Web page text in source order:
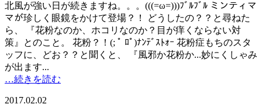
北風が強い日が続きますね。。。(((=ω=)))ﾌﾞﾙﾌﾞﾙ ミンティマ
マが珍しく眼鏡をかけて登場？！ どうしたの？？と尋ねた
ら、 『花粉なのか、ホコリなのか？目が痒くならない対
策』とのこと。 花粉？！(; ﾟ ﾛﾟ)ﾅﾝﾃﾞｽﾄｫｰ 花粉症もちのスタ
ッフに、どお？？と聞くと、 『風邪か花粉か...妙にくしゃみ
が出ます...
…続きを読む
2017.02.02